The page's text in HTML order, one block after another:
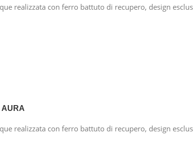
realizzata con ferro battuto di recupero, design
AURA
realizzata con ferro battuto di recupero, design